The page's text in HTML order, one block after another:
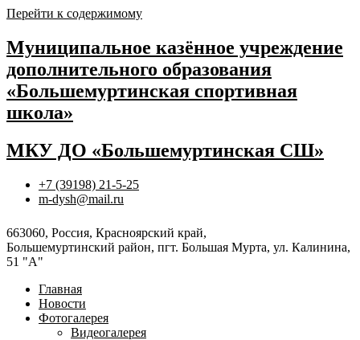
Перейти к содержимому
Муниципальное казённое учреждение
дополнительного образования
«Большемуртинская спортивная
школа»
МКУ ДО «Большемуртинская СШ»
+7 (39198) 21-5-25
m-dysh@mail.ru
663060, Россия, Красноярский край,
Большемуртинский район, пгт. Большая Мурта, ул. Калинина,
51 "А"
Главная
Новости
Фотогалерея
Видеогалерея